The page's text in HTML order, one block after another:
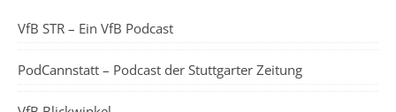
VfB STR – Ein VfB Podcast
PodCannstatt – Podcast der Stuttgarter Zeitung